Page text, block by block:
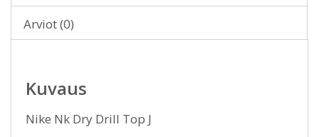
Arviot (0)
Kuvaus
Nike Nk Dry Drill Top J